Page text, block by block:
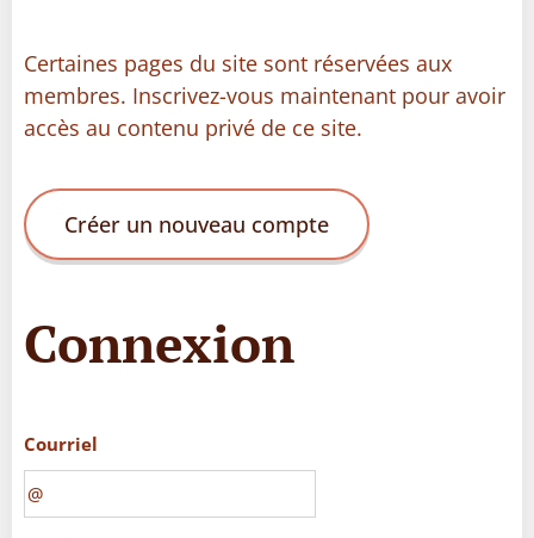
Certaines pages du site sont réservées aux
membres. Inscrivez-vous maintenant pour avoir
accès au contenu privé de ce site.
Créer un nouveau compte
Connexion
Courriel